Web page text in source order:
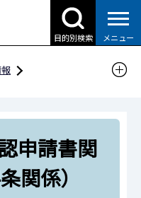
目的別検索 メニュー
民の方へ）
情報
係（道路法第24条関
申請書関
関係）